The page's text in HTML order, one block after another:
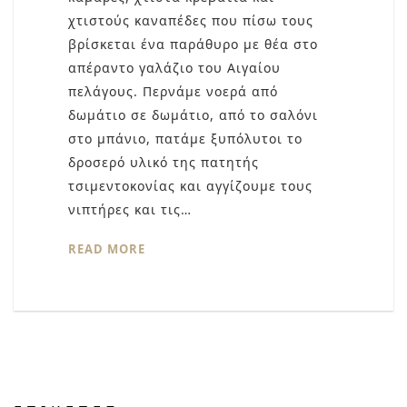
χτιστούς καναπέδες που πίσω τους
βρίσκεται ένα παράθυρο με θέα στο
απέραντο γαλάζιο του Αιγαίου
πελάγους. Περνάμε νοερά από
δωμάτιο σε δωμάτιο, από το σαλόνι
στο μπάνιο, πατάμε ξυπόλυτοι το
δροσερό υλικό της πατητής
τσιμεντοκονίας και αγγίζουμε τους
νιπτήρες και τις…
READ MORE